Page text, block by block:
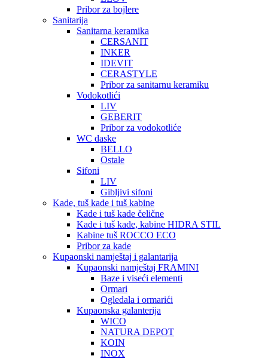
Pribor za bojlere
Sanitarija
Sanitarna keramika
CERSANIT
INKER
IDEVIT
CERASTYLE
Pribor za sanitarnu keramiku
Vodokotlići
LIV
GEBERIT
Pribor za vodokotliće
WC daske
BELLO
Ostale
Sifoni
LIV
Gibljivi sifoni
Kade, tuš kade i tuš kabine
Kade i tuš kade čelične
Kade i tuš kade, kabine HIDRA STIL
Kabine tuš ROCCO ECO
Pribor za kade
Kupaonski namještaj i galantarija
Kupaonski namještaj FRAMINI
Baze i viseći elementi
Ormari
Ogledala i ormarići
Kupaonska galanterija
WICO
NATURA DEPOT
KOIN
INOX